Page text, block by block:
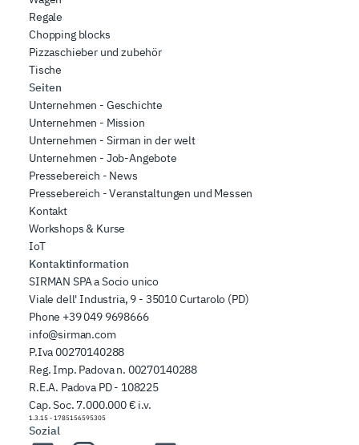
Regale
Chopping blocks
Pizzaschieber und zubehör
Tische
Seiten
Unternehmen - Geschichte
Unternehmen - Mission
Unternehmen - Sirman in der welt
Unternehmen - Job-Angebote
Pressebereich - News
Pressebereich - Veranstaltungen und Messen
Kontakt
Workshops & Kurse
IoT
Kontaktinformation
SIRMAN SPA a Socio unico
Viale dell' Industria, 9 - 35010 Curtarolo (PD)
Phone +39 049 9698666
info@sirman.com
P.Iva 00270140288
Reg. Imp. Padova n. 00270140288
R.E.A. Padova PD - 108225
Cap. Soc. 7.000.000 € i.v.
1.3.15 - 1785156595305
Sozial